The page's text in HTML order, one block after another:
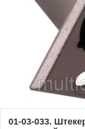
01-03-033.